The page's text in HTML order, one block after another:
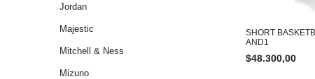
Jordan
Majestic
Mitchell & Ness
Mizuno
SHORT
AND1
$48.300,00